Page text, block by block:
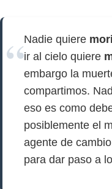
Nadie quiere
ir al cielo quiere
embargo la
compartimos.
eso es como
posiblemente el
agente de
para dar paso a